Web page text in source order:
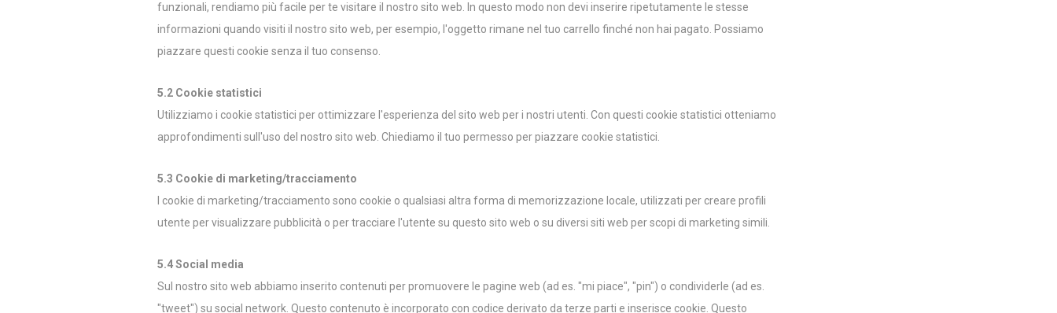
funzionali, rendiamo più facile per te visitare il nostro sito web. In questo modo non devi inserire ripetutamente le stesse
informazioni quando visiti il nostro sito web, per esempio, l'oggetto rimane nel tuo carrello finché non hai pagato. Possiamo
piazzare questi cookie senza il tuo consenso.
5.2 Cookie statistici
Utilizziamo i cookie statistici per ottimizzare l'esperienza del sito web per i nostri utenti. Con questi cookie statistici otteniamo
approfondimenti sull'uso del nostro sito web. Chiediamo il tuo permesso per piazzare cookie statistici.
5.3 Cookie di marketing/tracciamento
I cookie di marketing/tracciamento sono cookie o qualsiasi altra forma di memorizzazione locale, utilizzati per creare profili
utente per visualizzare pubblicità o per tracciare l'utente su questo sito web o su diversi siti web per scopi di marketing simili.
5.4 Social media
Sul nostro sito web abbiamo inserito contenuti per promuovere le pagine web (ad es. "mi piace", "pin") o condividerle (ad es.
"tweet") su social network. Questo contenuto è incorporato con codice derivato da terze parti e inserisce cookie. Questo